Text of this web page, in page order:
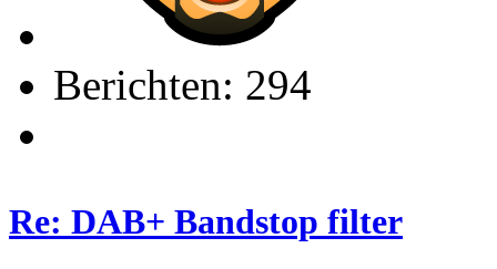
Berichten: 294
Re: DAB+ Bandstop filter